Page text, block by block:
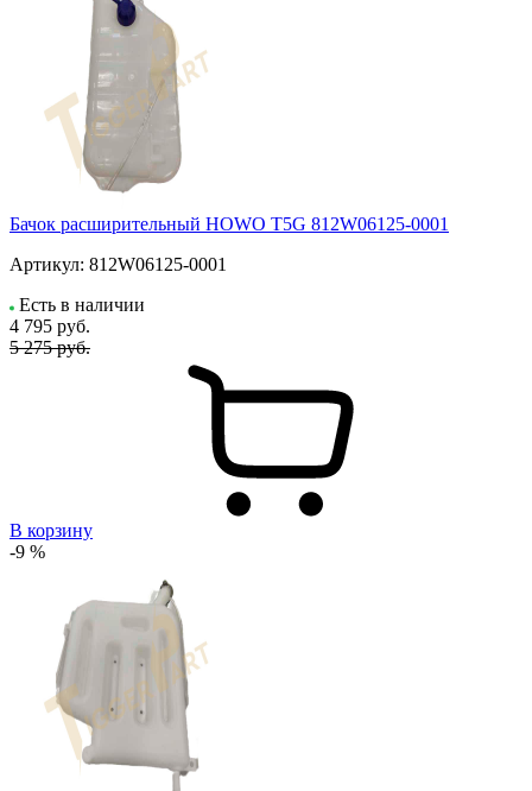
Бачок расширительный HOWO T5G 812W06125-0001
Артикул: 812W06125-0001
Есть в наличии
4 795 руб.
5 275 руб.
В корзину
-9 %